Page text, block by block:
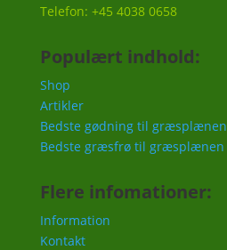
Telefon: +45 4038 0658
Populært indhold:
Shop
Artikler
Bedste gødning til græsplænen
Bedste græsfrø til græsplænen
Flere infomationer:
Information
Kontakt